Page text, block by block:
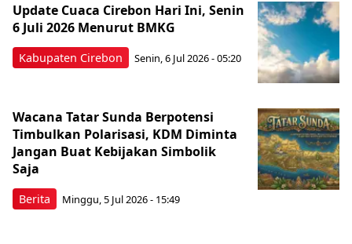
Kabupaten Cirebon
Update Cuaca Cirebon Hari Ini, Senin
6 Juli 2026 Menurut BMKG
Senin, 6 Jul 2026 - 05:20
Berita
Wacana Tatar Sunda Berpotensi
Timbulkan Polarisasi, KDM Diminta
Jangan Buat Kebijakan Simbolik
Saja
Minggu, 5 Jul 2026 - 15:49